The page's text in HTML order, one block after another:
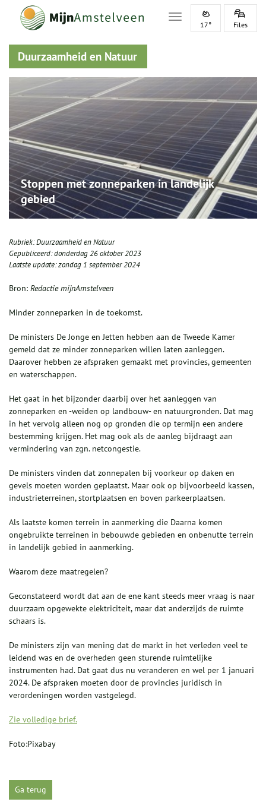
Toggle navigation
17° Files
Duurzaamheid en Natuur
Stoppen met zonneparken in landelijk
gebied
Rubriek:Duurzaamheid en Natuur
Gepubliceerd:donderdag 26 oktober 2023
Laatste update:zondag 1 september 2024
Bron: Redactie mijnAmstelveen
Minder zonneparken in de toekomst.
De ministers De Jonge en Jetten hebben aan de Tweede Kamer
gemeld dat ze minder zonneparken willen laten aanleggen.
Daarover hebben ze afspraken gemaakt met provincies, gemeenten
en waterschappen.
Het gaat in het bijzonder daarbij over het aanleggen van
zonneparken en -weiden op landbouw- en natuurgronden. Dat mag
in het vervolg alleen nog op gronden die op termijn een andere
bestemming krijgen. Het mag ook als de aanleg bijdraagt aan
vermindering van zgn. netcongestie.
De ministers vinden dat zonnepalen bij voorkeur op daken en
gevels moeten worden geplaatst. Maar ook op bijvoorbeeld kassen,
industrieterreinen, stortplaatsen en boven parkeerplaatsen.
Als laatste komen terrein in aanmerking die Daarna komen
ongebruikte terreinen in bebouwde gebieden en onbenutte terrein
in landelijk gebied in aanmerking.
Waarom deze maatregelen?
Geconstateerd wordt dat aan de ene kant steeds meer vraag is naar
duurzaam opgewekte elektriciteit, maar dat anderzijds de ruimte
schaars is.
De ministers zijn van mening dat de markt in het verleden veel te
leidend was en de overheden geen sturende ruimtelijke
instrumenten had. Dat gaat dus nu veranderen en wel per 1 januari
2024. De afspraken moeten door de provincies juridisch in
verordeningen worden vastgelegd.
Zie volledige brief.
Foto:Pixabay
Ga terug